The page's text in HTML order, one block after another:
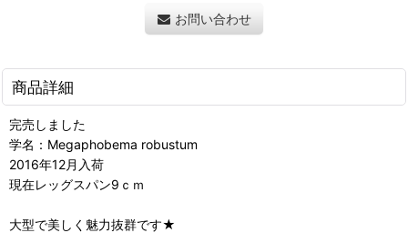
お問い合わせ
商品詳細
完売しました
学名：Megaphobema robustum
2016年12月入荷
現在レッグスパン9ｃｍ
大型で美しく魅力抜群です★